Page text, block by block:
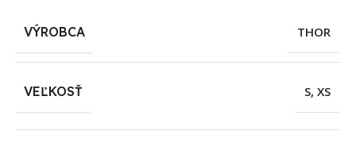
VÝROBCA THOR
VEĽKOSŤ S, XS